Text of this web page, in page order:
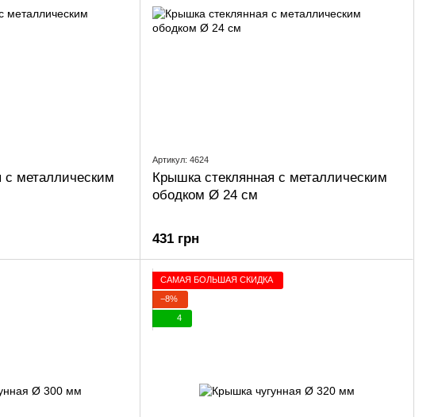
с металлическим
Артикул: 4624
Крышка стеклянная с металлическим
ободком Ø 24 см
431 грн
САМАЯ БОЛЬШАЯ СКИДКА
−8%
4